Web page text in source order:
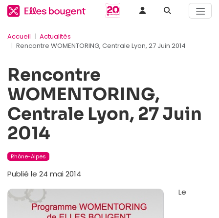
Accueil
Actualités
Rencontre WOMENTORING, Centrale Lyon, 27 Juin 2014
Rencontre
WOMENTORING,
Centrale Lyon, 27 Juin
2014
Rhône-Alpes
Publié le 24 mai 2014
Le